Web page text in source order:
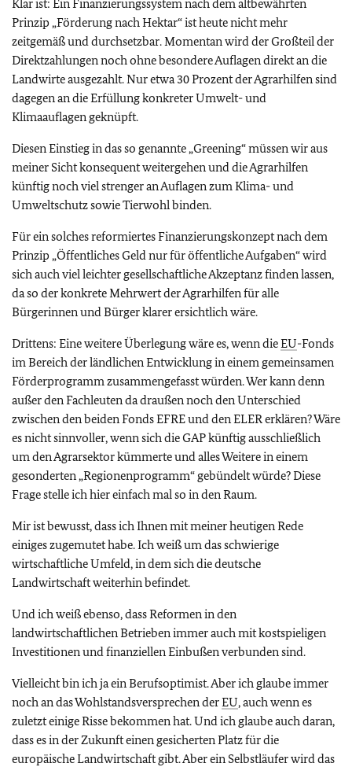
Klar ist: Ein Finanzierungssystem nach dem altbewährten
Prinzip „Förderung nach Hektar“ ist heute nicht mehr
zeitgemäß und durchsetzbar. Momentan wird der Großteil der
Direktzahlungen noch ohne besondere Auflagen direkt an die
Landwirte ausgezahlt. Nur etwa 30 Prozent der Agrarhilfen sind
dagegen an die Erfüllung konkreter Umwelt- und
Klimaauflagen geknüpft.
Diesen Einstieg in das so genannte „Greening“ müssen wir aus
meiner Sicht konsequent weitergehen und die Agrarhilfen
künftig noch viel strenger an Auflagen zum Klima- und
Umweltschutz sowie Tierwohl binden.
Für ein solches reformiertes Finanzierungskonzept nach dem
Prinzip „Öffentliches Geld nur für öffentliche Aufgaben“ wird
sich auch viel leichter gesellschaftliche Akzeptanz finden lassen,
da so der konkrete Mehrwert der Agrarhilfen für alle
Bürgerinnen und Bürger klarer ersichtlich wäre.
Drittens: Eine weitere Überlegung wäre es, wenn dieEU-Fonds
im Bereich der ländlichen Entwicklung in einem gemeinsamen
Förderprogramm zusammengefasst würden. Wer kann denn
außer den Fachleuten da draußen noch den Unterschied
zwischen den beiden Fonds EFRE und den ELER erklären? Wäre
es nicht sinnvoller, wenn sich die GAP künftig ausschließlich
um den Agrarsektor kümmerte und alles Weitere in einem
gesonderten „Regionenprogramm“ gebündelt würde? Diese
Frage stelle ich hier einfach mal so in den Raum.
Mir ist bewusst, dass ich Ihnen mit meiner heutigen Rede
einiges zugemutet habe. Ich weiß um das schwierige
wirtschaftliche Umfeld, in dem sich die deutsche
Landwirtschaft weiterhin befindet.
Und ich weiß ebenso, dass Reformen in den
landwirtschaftlichen Betrieben immer auch mit kostspieligen
Investitionen und finanziellen Einbußen verbunden sind.
Vielleicht bin ich ja ein Berufsoptimist. Aber ich glaube immer
noch an das Wohlstandsversprechen derEU, auch wenn es
zuletzt einige Risse bekommen hat. Und ich glaube auch daran,
dass es in der Zukunft einen gesicherten Platz für die
europäische Landwirtschaft gibt. Aber ein Selbstläufer wird das